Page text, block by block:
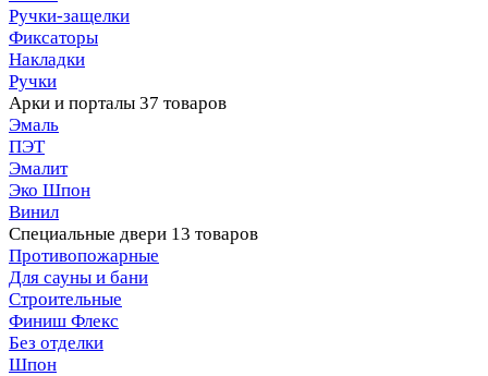
Ручки-защелки
Фиксаторы
Накладки
Ручки
Арки и порталы 37 товаров
Эмаль
ПЭТ
Эмалит
Эко Шпон
Винил
Специальные двери 13 товаров
Противопожарные
Для сауны и бани
Строительные
Финиш Флекс
Без отделки
Шпон